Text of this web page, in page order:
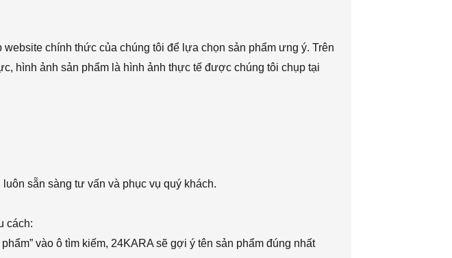
chính thức của chúng tôi để lựa chọn sản phẩm ưng ý. Trên
hình ảnh sản phẩm là hình ảnh thực tế được chúng tôi chụp tại
sẵn sàng tư vấn và phục vụ quý khách.
cách:
vào ô tìm kiếm, 24KARA sẽ gợi ý tên sản phẩm đúng nhất